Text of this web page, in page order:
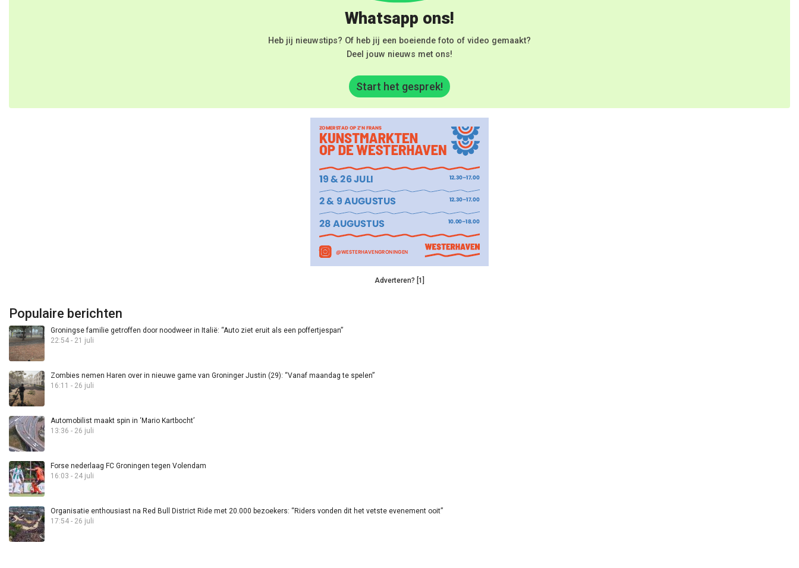
Whatsapp ons!
Heb jij nieuwstips? Of heb jij een boeiende foto of video gemaakt?
Deel jouw nieuws met ons!
Start het gesprek!
Adverteren? [1]
Populaire berichten
Groningse familie getroffen door noodweer in Italië: “Auto ziet eruit als een poffertjespan”
22:54 - 21 juli
Zombies nemen Haren over in nieuwe game van Groninger Justin (29): “Vanaf maandag te spelen”
16:11 - 26 juli
Automobilist maakt spin in ‘Mario Kartbocht’
13:36 - 26 juli
Forse nederlaag FC Groningen tegen Volendam
16:03 - 24 juli
Organisatie enthousiast na Red Bull District Ride met 20.000 bezoekers: “Riders vonden dit het vetste evenement ooit”
17:54 - 26 juli